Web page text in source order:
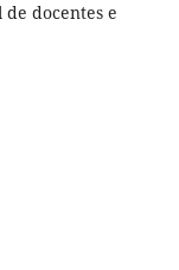
docentes e